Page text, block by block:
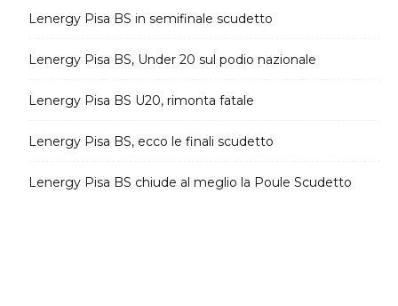
Lenergy Pisa BS in semifinale scudetto
Lenergy Pisa BS, Under 20 sul podio nazionale
Lenergy Pisa BS U20, rimonta fatale
Lenergy Pisa BS, ecco le finali scudetto
Lenergy Pisa BS chiude al meglio la Poule Scudetto